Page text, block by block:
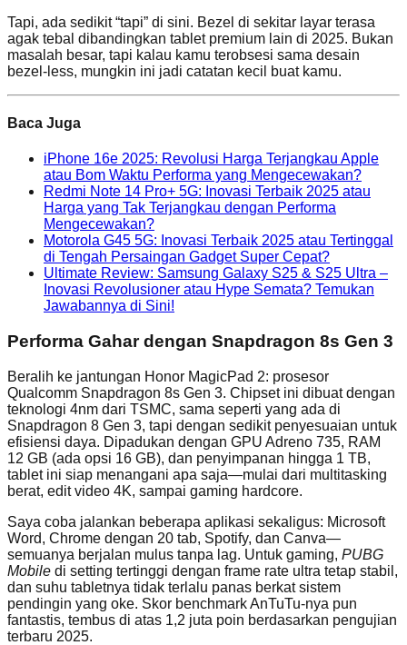
Tapi, ada sedikit “tapi” di sini. Bezel di sekitar layar terasa
agak tebal dibandingkan tablet premium lain di 2025. Bukan
masalah besar, tapi kalau kamu terobsesi sama desain
bezel-less, mungkin ini jadi catatan kecil buat kamu.
Baca Juga
iPhone 16e 2025: Revolusi Harga Terjangkau Apple
atau Bom Waktu Performa yang Mengecewakan?
Redmi Note 14 Pro+ 5G: Inovasi Terbaik 2025 atau
Harga yang Tak Terjangkau dengan Performa
Mengecewakan?
Motorola G45 5G: Inovasi Terbaik 2025 atau Tertinggal
di Tengah Persaingan Gadget Super Cepat?
Ultimate Review: Samsung Galaxy S25 & S25 Ultra –
Inovasi Revolusioner atau Hype Semata? Temukan
Jawabannya di Sini!
Performa Gahar dengan Snapdragon 8s Gen 3
Beralih ke jantungan Honor MagicPad 2: prosesor
Qualcomm Snapdragon 8s Gen 3. Chipset ini dibuat dengan
teknologi 4nm dari TSMC, sama seperti yang ada di
Snapdragon 8 Gen 3, tapi dengan sedikit penyesuaian untuk
efisiensi daya. Dipadukan dengan GPU Adreno 735, RAM
12 GB (ada opsi 16 GB), dan penyimpanan hingga 1 TB,
tablet ini siap menangani apa saja—mulai dari multitasking
berat, edit video 4K, sampai gaming hardcore.
Saya coba jalankan beberapa aplikasi sekaligus: Microsoft
Word, Chrome dengan 20 tab, Spotify, dan Canva—
semuanya berjalan mulus tanpa lag. Untuk gaming, PUBG
Mobile di setting tertinggi dengan frame rate ultra tetap stabil,
dan suhu tabletnya tidak terlalu panas berkat sistem
pendingin yang oke. Skor benchmark AnTuTu-nya pun
fantastis, tembus di atas 1,2 juta poin berdasarkan pengujian
terbaru 2025.